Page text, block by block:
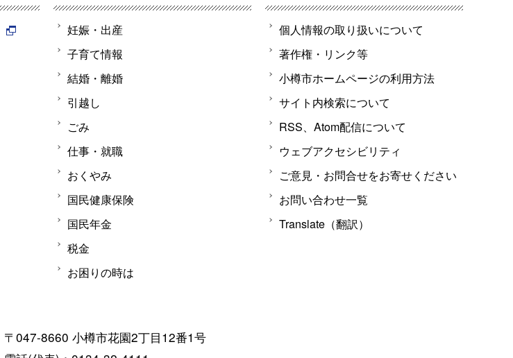
妊娠・出産
子育て情報
結婚・離婚
引越し
ごみ
仕事・就職
おくやみ
国民健康保険
国民年金
税金
お困りの時は
個人情報の取り扱いについて
著作権・リンク等
小樽市ホームページの利用方法
サイト内検索について
RSS、Atom配信について
ウェブアクセシビリティ
ご意見・お問合せをお寄せください
お問い合わせ一覧
Translate（翻訳）
〒047-8660 小樽市花園2丁目12番1号